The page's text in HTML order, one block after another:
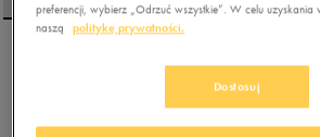
UMBRO KURTKA GINO
preferencji, wybierz „Odrzuć wszystkie”. W celu uzyskania
naszą
politykę prywatności.
Dostosuj